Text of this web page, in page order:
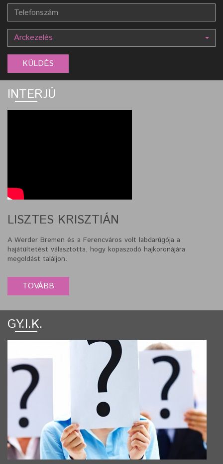
Arckezelés
INTERJÚ
LISZTES KRISZTIÁN
A Werder Bremen és a Ferencváros volt labdarúgója a
hajátültetést választotta, hogy kopaszodó hajkoronájára
megoldást találjon.
GY.I.K.